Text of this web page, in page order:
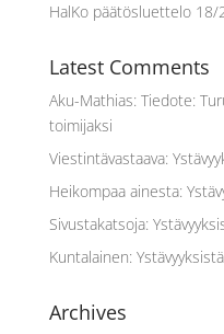
HalKo päätösluettelo 18/
Latest Comments
Aku-Mathias: Tiedote:
toimijaksi
Viestintävastaava:
Heikompaa ainesta:
Sivustakatsoja:
Kuntalainen:
Archives